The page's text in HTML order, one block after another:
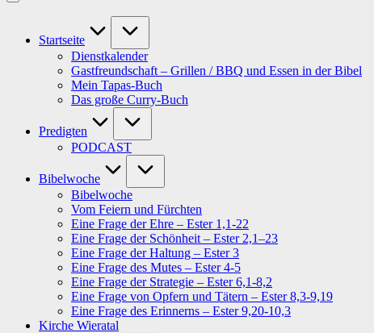
Startseite
Dienstkalender
Gastfreundschaft – Grillen / BBQ und Essen in der Bibel
Mein Tapas-Buch
Das große Curry-Buch
Predigten
PODCAST
Bibelwoche
Bibelwoche
Vom Feiern und Fürchten
Eine Frage der Ehre – Ester 1,1-22
Eine Frage der Schönheit – Ester 2,1–23
Eine Frage der Haltung – Ester 3
Eine Frage des Mutes – Ester 4-5
Eine Frage der Strategie – Ester 6,1-8,2
Eine Frage von Opfern und Tätern – Ester 8,3-9,19
Eine Frage des Erinnerns – Ester 9,20-10,3
Kirche Wieratal